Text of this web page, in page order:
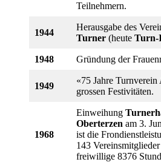
Teilnehmern.
1944
Herausgabe des
Turner (heute Turn-
1948 Gründung der
1949
«75 Jahre
grossen Festivitäten.
1968
Einweihung
Oberterzen am 3.
ist die
143
freiwillige 8376